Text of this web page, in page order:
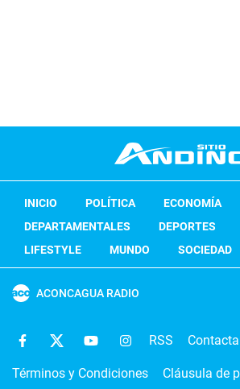
INICIO POLÍTICA ECONOMÍA
DEPARTAMENTALES
DEPORTES
LIFESTYLE
MUNDO SOCIEDAD
ACONCAGUA RADIO
RSS
Términos y Condiciones Cláusula de